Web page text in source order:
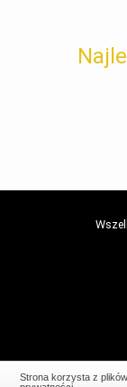
Strona korzysta z